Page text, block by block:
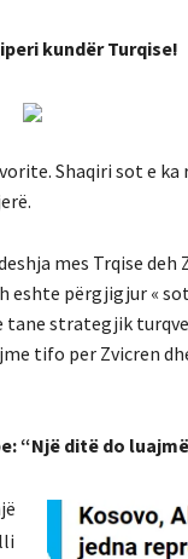
kundër Turqise!
Shaqiri sot e
mes Trqise
përgjigjur «
strategjik
tifo per Zvicren
“Një ditë do